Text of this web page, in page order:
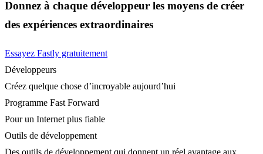
Donnez à chaque développeur les moyens de créer
des expériences extraordinaires
Essayez Fastly gratuitement
Développeurs
Créez quelque chose d’incroyable aujourd’hui
Programme Fast Forward
Pour un Internet plus fiable
Outils de développement